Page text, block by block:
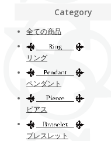
Category
全ての商品
リング
ペンダント
ピアス
ブレスレット